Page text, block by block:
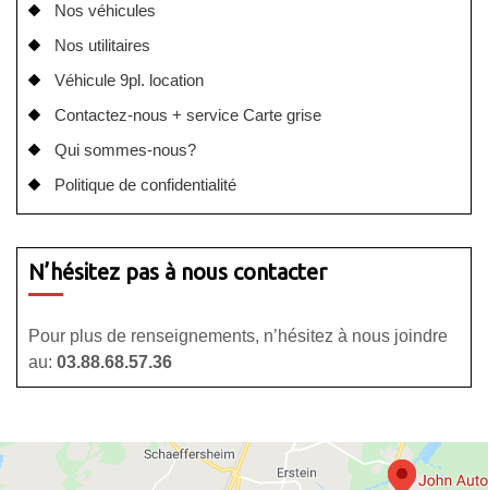
Nos véhicules
Nos utilitaires
Véhicule 9pl. location
Contactez-nous + service Carte grise
Qui sommes-nous?
Politique de confidentialité
N’hésitez pas à nous contacter
Pour plus de renseignements, n’hésitez à nous joindre
au: 03.88.68.57.36